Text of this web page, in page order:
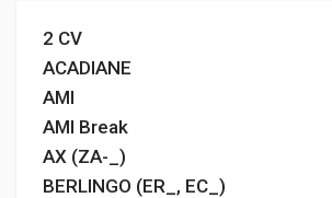
2 CV
ACADIANE
AMI
AMI Break
AX (ZA-_)
BERLINGO (ER_, EC_)